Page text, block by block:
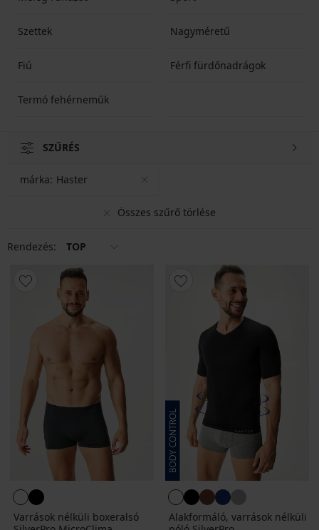
Szettek Nagyméretű
Fiú Férfi fürdőnadrágok
Termó fehérneműk
SZŰRÉS
Összes szűrő törlése
márka: Haster
Rendezés: TOP
Varrások nélküli boxeralsó
Alakformáló, varrások nélküli